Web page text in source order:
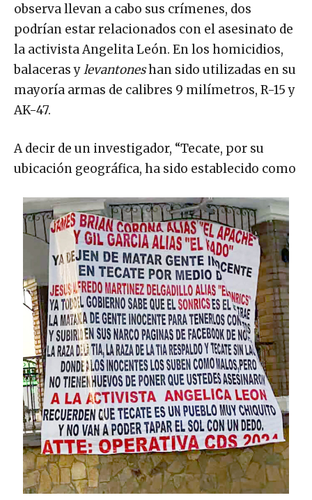
observa llevan a cabo sus crímenes, dos
podrían estar relacionados con el asesinato de
la activista Angelita León. En los homicidios,
balaceras ylevantoneshan sido utilizadas en su
mayoría armas de calibres 9 milímetros, R-15 y
AK-47.
A decir de un investigador, “Tecate, por su
ubicación geográfica, ha sido establecido como